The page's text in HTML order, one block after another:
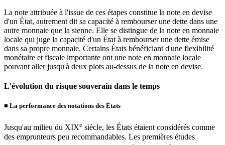
La note attribuée à l'issue de ces étapes constitue la note en devise
d'un État, autrement dit sa capacité à rembourser une dette dans une
autre monnaie que la sienne. Elle se distingue de la note en monnaie
locale qui juge la capacité d'un État à rembourser une dette émise
dans sa propre monnaie. Certains États bénéficiant d'une flexibilité
monétaire et fiscale importante ont une note en monnaie locale
pouvant aller jusqu'à deux plots au-dessus de la note en devise.
L'évolution du risque souverain dans le temps
■ La performance des notations des États
Jusqu'au milieu du XIXe siècle, les États étaient considérés comme
des emprunteurs peu recommandables. Les premières études